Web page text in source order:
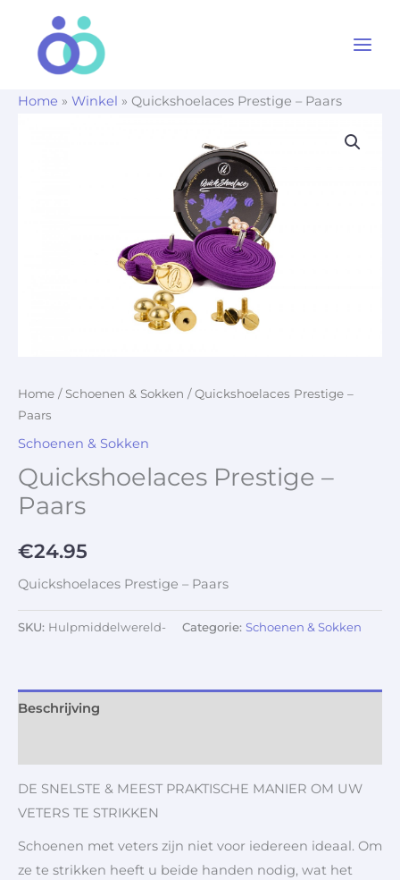
Home » Winkel » Quickshoelaces Prestige – Paars
Home / Schoenen & Sokken / Quickshoelaces Prestige –
Paars
Schoenen & Sokken
Quickshoelaces Prestige –
Paars
€24.95
Quickshoelaces Prestige – Paars
SKU: Hulpmiddelwereld- Categorie: Schoenen & Sokken
Beschrijving
DE SNELSTE & MEEST PRAKTISCHE MANIER OM UW
VETERS TE STRIKKEN
Schoenen met veters zijn niet voor iedereen ideaal. Om
ze te strikken heeft u beide handen nodig, wat het